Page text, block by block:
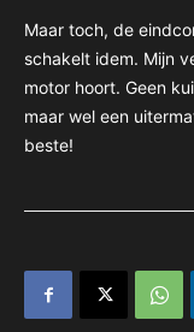
Maar toch, de
schakelt idem. Mijn
motor hoort. Geen
maar wel een
beste!